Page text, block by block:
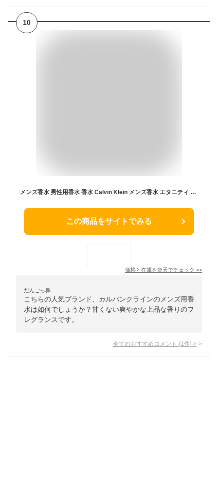
10
メンズ香水 男性用香水 香水 Calvin Klein メンズ香水 エタニティ フォーメン 男性 CK ブランド香水 爽やかな香り フレグランス プレゼント 誕生日 クリスマス 人気商品【☆60】【HNB】/カルバンクラインエタニティーフォーメンオードトワレ30mlラッピングなし
この商品をサイトでみる
価格と在庫を楽天でチェック >>
だんごっ鼻
こちらの人気ブランド、カルバンクラインのメンズ用香
水は如何でしょうか？甘くない爽やかな上品な香りのフ
レグランスです。
全てのおすすめコメント (1 件) >